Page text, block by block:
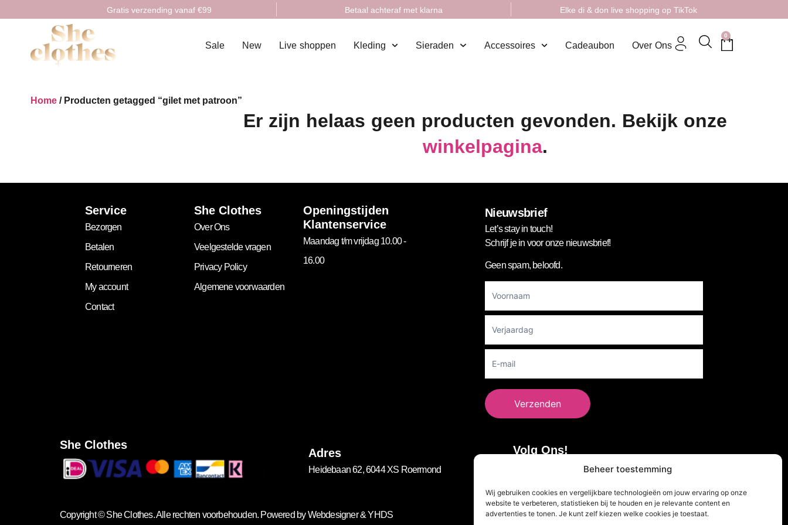
Beheer toestemming
Wij gebruiken cookies en vergelijkbare technologieën om jouw ervaring op onze
website te verbeteren, statistieken bij te houden en je relevante content en
advertenties te tonen. Je kunt zelf kiezen welke cookies je toestaat.
Gratis verzending vanaf €99 Betaal achteraf met klarna Elke di & don live shopping op TikTok
Sale New Live shoppen Kleding Sieraden Accessoires Cadeaubon Over Ons
0
Home / Producten getagged “gilet met patroon”
Er zijn helaas geen producten gevonden. Bekijk onze
winkelpagina.
Service
Bezorgen
Betalen
Retourneren
My account
Contact
She Clothes
Over Ons
Veelgestelde vragen
Privacy Policy
Algemene voorwaarden
Openingstijden
Klantenservice
Maandag t/m vrijdag 10.00 -
16.00
Nieuwsbrief
Let’s stay in touch!
Schrijf je in voor onze nieuwsbrief!
Geen spam, beloofd.
Newsletter
Verzenden
She Clothes
Adres
Heidebaan 62, 6044 XS Roermond
Volg Ons!
Copyright ©She Clothes. Alle rechten voorbehouden. Powered byWebdesigner&YHDS